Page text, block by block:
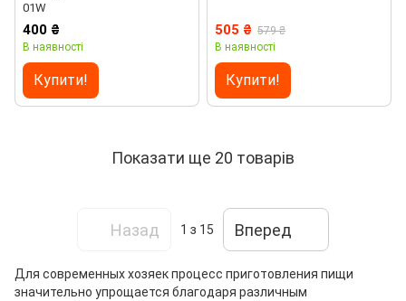
01W
400 ₴
В наявності
Купити!
505 ₴ 579 ₴
В наявності
Купити!
Показати ще 20 товарів
Назад 1 з 15 Вперед
Для современных хозяек процесс приготовления пищи
значительно упрощается благодаря различным